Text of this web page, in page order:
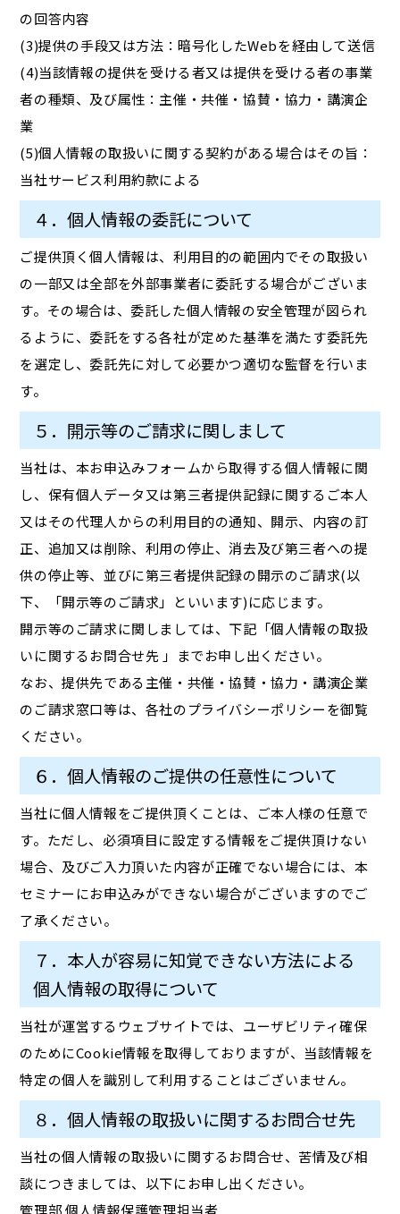
の回答内容
(3)提供の手段又は方法：暗号化したWebを経由して送信
(4)当該情報の提供を受ける者又は提供を受ける者の事業
者の種類、及び属性：主催・共催・協賛・協力・講演企
業
(5)個人情報の取扱いに関する契約がある場合はその旨：
当社サービス利用約款による
４．個人情報の委託について
ご提供頂く個人情報は、利用目的の範囲内でその取扱い
の一部又は全部を外部事業者に委託する場合がございま
す。その場合は、委託した個人情報の安全管理が図られ
るように、委託をする各社が定めた基準を満たす委託先
を選定し、委託先に対して必要かつ適切な監督を行いま
す。
５．開示等のご請求に関しまして
当社は、本お申込みフォームから取得する個人情報に関
し、保有個人データ又は第三者提供記録に関するご本人
又はその代理人からの利用目的の通知、開示、内容の訂
正、追加又は削除、利用の停止、消去及び第三者への提
供の停止等、並びに第三者提供記録の開示のご請求(以
下、「開示等のご請求」といいます)に応じます。
開示等のご請求に関しましては、下記「個人情報の取扱
いに関するお問合せ先 」までお申し出ください。
なお、提供先である主催・共催・協賛・協力・講演企業
のご請求窓口等は、各社のプライバシーポリシーを御覧
ください。
６．個人情報のご提供の任意性について
当社に個人情報をご提供頂くことは、ご本人様の任意で
す。ただし、必須項目に設定する情報をご提供頂けない
場合、及びご入力頂いた内容が正確でない場合には、本
セミナーにお申込みができない場合がございますのでご
了承ください。
７．本人が容易に知覚できない方法による
個人情報の取得について
当社が運営するウェブサイトでは、ユーザビリティ確保
のためにCookie情報を取得しておりますが、当該情報を
特定の個人を識別して利用することはございません。
８．個人情報の取扱いに関するお問合せ先
当社の個人情報の取扱いに関するお問合せ、苦情及び相
談につきましては、以下にお申し出ください。
管理部 個人情報保護管理担当者